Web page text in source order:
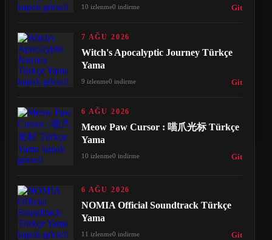
10 izlenme0 indirme Git
7 AĞU 2026
Witch's Apocalyptic Journey Türkçe
Yama
9 izlenme0 indirme Git
6 AĞU 2026
Meow Paw Cursor : 喵爪光标 Türkçe
Yama
10 izlenme0 indirme Git
6 AĞU 2026
NOMIA Official Soundtrack Türkçe
Yama
11 izlenme0 indirme Git